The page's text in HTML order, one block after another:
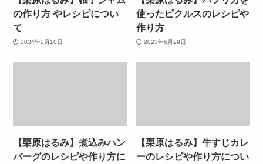
の作り方 やレシピについ
て
2024年2月10日
使ったピクルスのレシピや
作り方
2023年6月29日
【栗原はるみ】煮込みハン
バーグのレシピや作り方に
【栗原はるみ】牛すじカレ
ーのレシピや作り方につい